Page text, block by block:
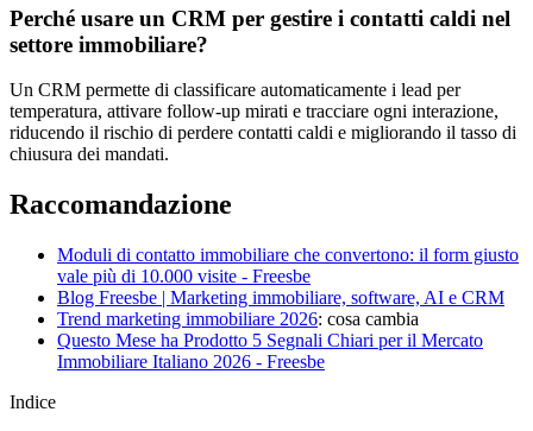
Perché usare un CRM per gestire i contatti caldi nel
settore immobiliare?
Un CRM permette di classificare automaticamente i lead per
temperatura, attivare follow-up mirati e tracciare ogni interazione,
riducendo il rischio di perdere contatti caldi e migliorando il tasso di
chiusura dei mandati.
Raccomandazione
Moduli di contatto immobiliare che convertono: il form giusto
vale più di 10.000 visite - Freesbe
Blog Freesbe | Marketing immobiliare, software, AI e CRM
Trend marketing immobiliare 2026: cosa cambia
Questo Mese ha Prodotto 5 Segnali Chiari per il Mercato
Immobiliare Italiano 2026 - Freesbe
Indice